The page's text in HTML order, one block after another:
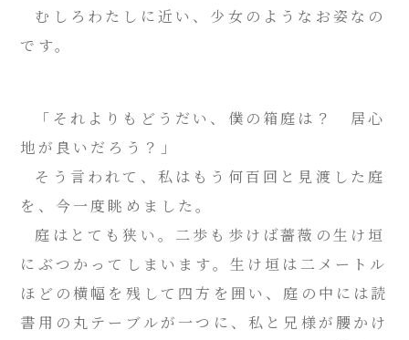
むしろわたしに近い、少女のようなお姿なの
です。
「それよりもどうだい、僕の箱庭は？ 居心
地が良いだろう？」
そう言われて、私はもう何百回と見渡した庭
を、今一度眺めました。
庭はとても狭い。二歩も歩けば薔薇の生け垣
にぶつかってしまいます。生け垣は二メートル
ほどの横幅を残して四方を囲い、庭の中には読
書用の丸テーブルが一つに、私と兄様が腰かけ